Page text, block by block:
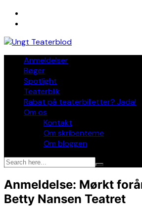
Skip
Anmeldelser
Bøger
Spotlight
Teaterblik
Rabat på teaterbilletter? Jada!
Om os
Kontakt
Om skribenterne
Om bloggen
Anmeldelse: Mørkt
Betty Nansen Teatret